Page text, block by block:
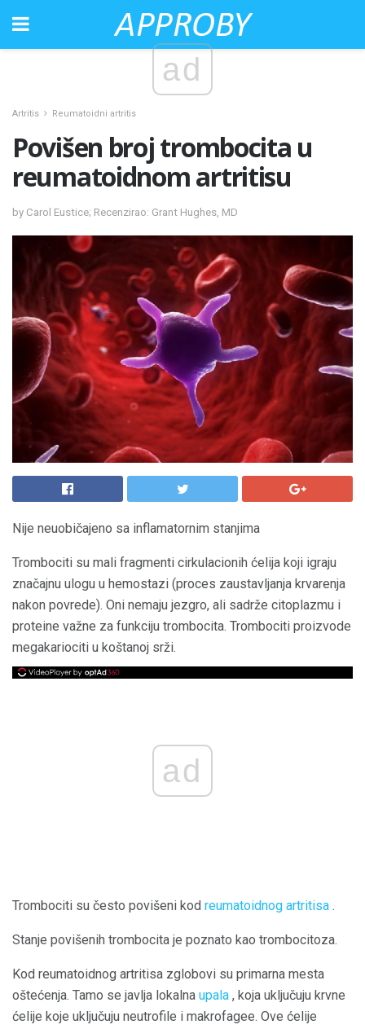
ad
Artritis Reumatoidni artritis
Povišen broj trombocita u
reumatoidnom artritisu
by Carol Eustice; Recenzirao: Grant Hughes, MD
Nije neuobičajeno sa inflamatornim stanjima
Trombociti su mali fragmenti cirkulacionih ćelija koji igraju
značajnu ulogu u hemostazi (proces zaustavljanja krvarenja
nakon povrede). Oni nemaju jezgro, ali sadrže citoplazmu i
proteine ​​važne za funkciju trombocita. Trombociti proizvode
megakariociti u koštanoj srži.
ad
Trombociti su često povišeni kod reumatoidnog artritisa .
Stanje povišenih trombocita je poznato kao trombocitoza.
Kod reumatoidnog artritisa zglobovi su primarna mesta
oštećenja. Tamo se javlja lokalna upala , koja uključuju krvne
ćelije koje uključuju neutrofile i makrofagee. Ove ćelije